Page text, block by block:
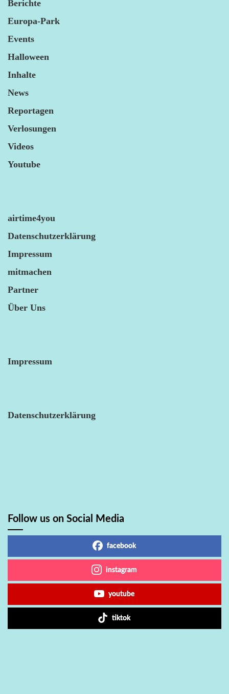
Berichte
Europa-Park
Events
Halloween
Inhalte
News
Reportagen
Verlosungen
Videos
Youtube
airtime4you
Datenschutzerklärung
Impressum
mitmachen
Partner
Über Uns
Impressum
Datenschutzerklärung
Follow us on Social Media
facebook
instagram
youtube
tiktok